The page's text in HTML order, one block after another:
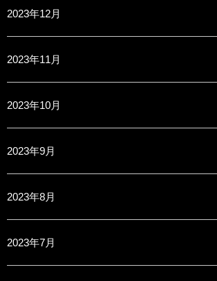
2023年12月
2023年11月
2023年10月
2023年9月
2023年8月
2023年7月